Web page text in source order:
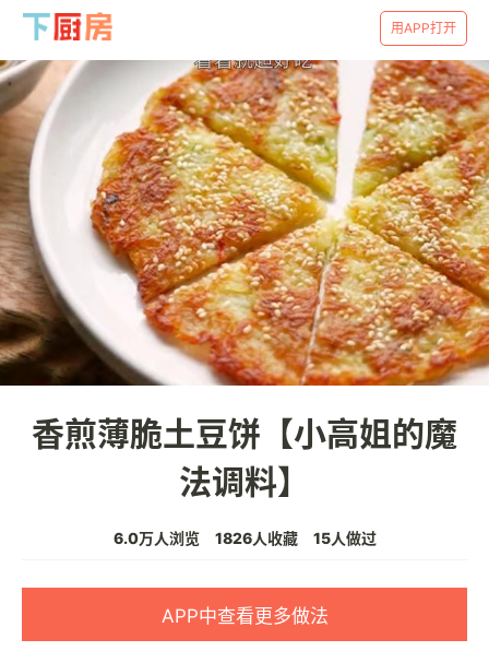
用APP打开
香煎薄脆土豆饼【小高姐的魔
法调料】
6.0万人浏览 1826人收藏 15人做过
APP中查看更多做法